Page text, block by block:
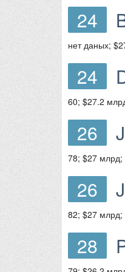
24
нет даных;
24
60; $27.2
26
78; $27
26
82; $27
28